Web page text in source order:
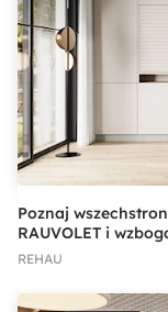
Poznaj
RAUVOLET i
REHAU